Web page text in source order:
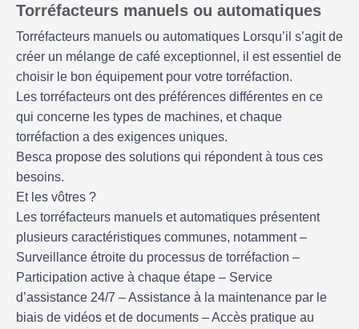
Torréfacteurs manuels ou automatiques
Torréfacteurs manuels ou automatiques Lorsqu’il s’agit de
créer un mélange de café exceptionnel, il est essentiel de
choisir le bon équipement pour votre torréfaction.
Les torréfacteurs ont des préférences différentes en ce
qui concerne les types de machines, et chaque
torréfaction a des exigences uniques.
Besca propose des solutions qui répondent à tous ces
besoins.
Et les vôtres ?
Les torréfacteurs manuels et automatiques présentent
plusieurs caractéristiques communes, notamment –
Surveillance étroite du processus de torréfaction –
Participation active à chaque étape – Service
d’assistance 24/7 – Assistance à la maintenance par le
biais de vidéos et de documents – Accès pratique au